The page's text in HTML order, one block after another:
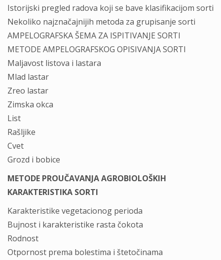
Istorijski pregled radova koji se bave klasifikacijom sorti
Nekoliko najznačajnijih metoda za grupisanje sorti
AMPELOGRAFSKA ŠEMA ZA ISPITIVANJE SORTI
METODE AMPELOGRAFSKOG OPISIVANJA SORTI
Maljavost listova i lastara
Mlad lastar
Zreo lastar
Zimska okca
List
Rašljike
Cvet
Grozd i bobice
METODE PROUČAVANJA AGROBIOLOŠKIH
KARAKTERISTIKA SORTI
Karakteristike vegetacionog perioda
Bujnost i karakteristike rasta čokota
Rodnost
Otpornost prema bolestima i štetočinama